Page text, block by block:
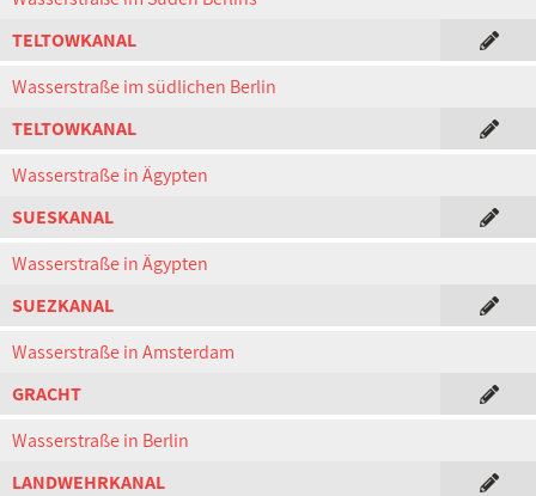
TELTOWKANAL
Wasserstraße im südlichen Berlin
TELTOWKANAL
Wasserstraße in Ägypten
SUESKANAL
Wasserstraße in Ägypten
SUEZKANAL
Wasserstraße in Amsterdam
GRACHT
Wasserstraße in Berlin
LANDWEHRKANAL